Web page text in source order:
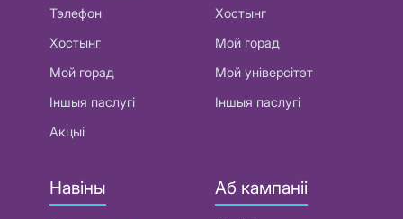
Тэлефон
Хостынг
Мой горад
Іншыя паслугі
Акцыі
Хостынг
Мой горад
Мой універсітэт
Іншыя паслугі
Навіны Аб кампаніі